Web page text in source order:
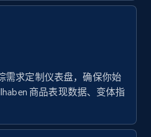
Top reviews, and
需求定制仪表盘，确保你始
商品表现数据、变体指